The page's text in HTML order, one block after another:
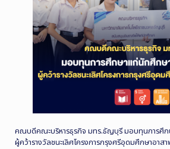
คณบดีคณะบริหารธุรกิจ มทร.ธัญบุรี มอบทุนการศึก
ผู้คว้ารางวัลชนะเลิศโครงการกรุงศรีอุดมศึกษาอาส